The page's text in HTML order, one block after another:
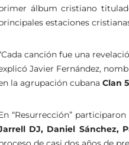
álbum cristiano
estaciones
canción fue una
Javier Fernández,
la agrupación cubana Clan
“Resurrección”
DJ, Daniel Sánchez,